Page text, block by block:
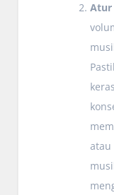
Atur
atau